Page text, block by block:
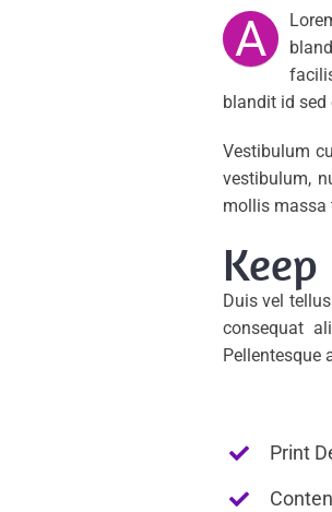
A
blandit id sed
Vestibulum
vestibulum,
mollis massa
Duis vel
consequat
Pellentesque
Print